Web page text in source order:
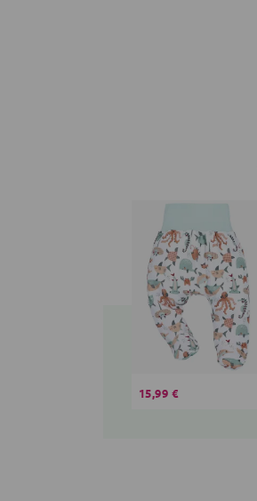
15,99 €